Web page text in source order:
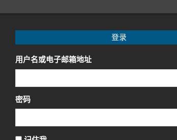
登录
用户名或电子邮箱地址
密码